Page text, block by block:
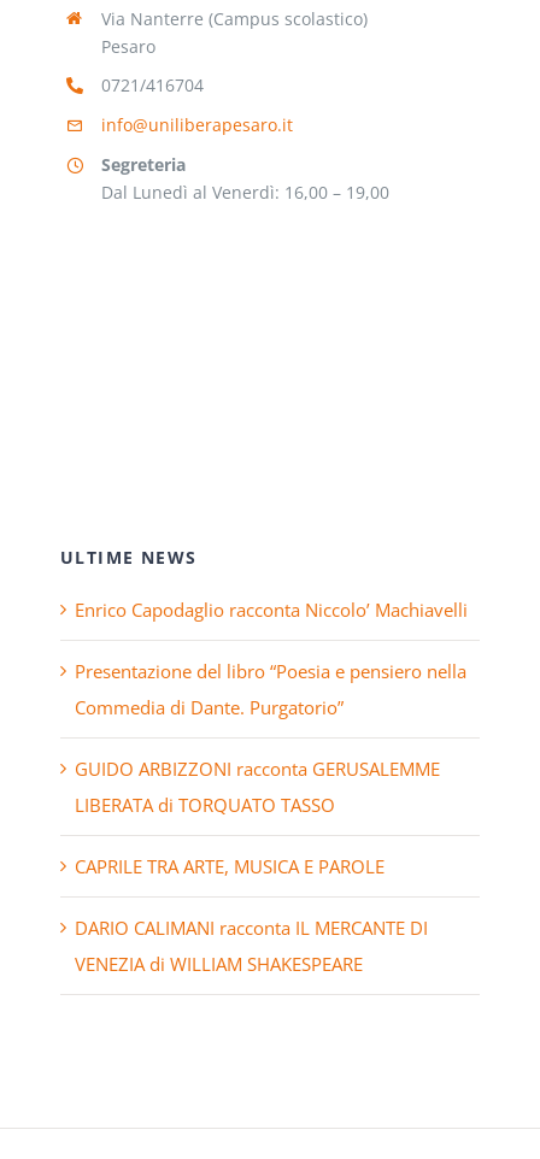
Via Nanterre (Campus scolastico)
Pesaro
0721/416704
info@uniliberapesaro.it
Segreteria
Dal Lunedì al Venerdì: 16,00 – 19,00
ULTIME NEWS
Enrico Capodaglio racconta Niccolo’ Machiavelli
Presentazione del libro “Poesia e pensiero nella
Commedia di Dante. Purgatorio”
GUIDO ARBIZZONI racconta GERUSALEMME
LIBERATA di TORQUATO TASSO
CAPRILE TRA ARTE, MUSICA E PAROLE
DARIO CALIMANI racconta IL MERCANTE DI
VENEZIA di WILLIAM SHAKESPEARE